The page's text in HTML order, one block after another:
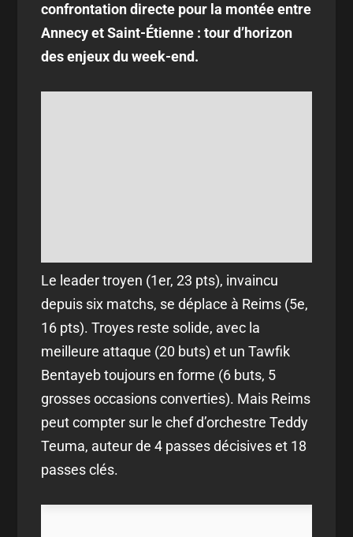
confrontation directe pour la montée entre
Annecy et Saint-Étienne : tour d’horizon
des enjeux du week-end.
Le leader troyen (1er, 23 pts), invaincu
depuis six matchs, se déplace à Reims (5e,
16 pts). Troyes reste solide, avec la
meilleure attaque (20 buts) et un Tawfik
Bentayeb toujours en forme (6 buts, 5
grosses occasions converties). Mais Reims
peut compter sur le chef d’orchestre Teddy
Teuma, auteur de 4 passes décisives et 18
passes clés.